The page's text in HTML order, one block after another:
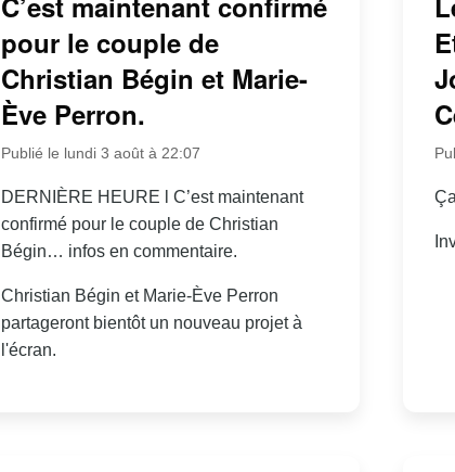
pour le couple de
Christian Bégin et Marie-
Ève Perron.
Publié le lundi 3 août à 22:07
DERNIÈRE HEURE l C’est maintenant
confirmé pour le couple de Christian
Bégin… infos en commentaire.
Christian Bégin et Marie-Ève Perron
partageront bientôt un nouveau projet à
l'écran.